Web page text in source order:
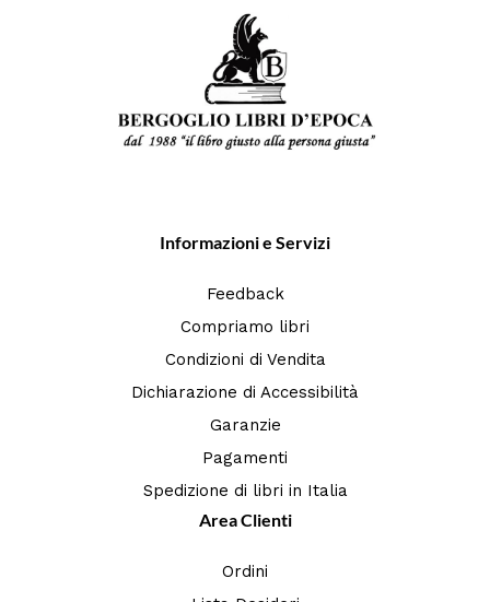
Informazioni e Servizi
Feedback
Compriamo libri
Condizioni di Vendita
Dichiarazione di Accessibilità
Garanzie
Pagamenti
Spedizione di libri in Italia
Area Clienti
Ordini